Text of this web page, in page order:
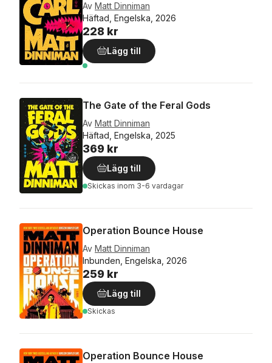
Av Matt Dinniman
Häftad, Engelska, 2026
228 kr
Lägg till
The Gate of the Feral Gods
Av Matt Dinniman
Häftad, Engelska, 2025
369 kr
Lägg till
Skickas inom 3-6 vardagar
Operation Bounce House
Av Matt Dinniman
Inbunden, Engelska, 2026
259 kr
Lägg till
Skickas
Operation Bounce House